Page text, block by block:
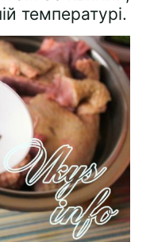
температурі.